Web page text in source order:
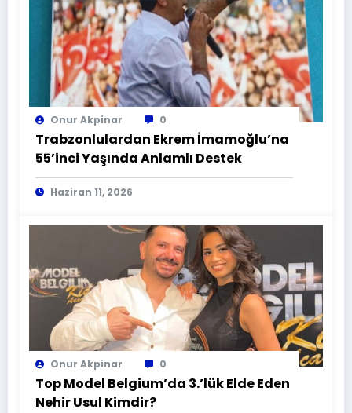
Onur Akpinar 0
Trabzonlulardan Ekrem İmamoğlu’na
55’inci Yaşında Anlamlı Destek
Haziran 11, 2026
Onur Akpinar 0
Top Model Belgium’da 3.’lük Elde Eden
Nehir Usul Kimdir?